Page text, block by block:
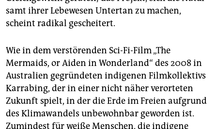
samt ihrer Lebewesen Untertan zu machen,
scheint radikal gescheitert.
Wie in dem verstörenden Sci-Fi-Film „The
Mermaids, or Aiden in Wonderland“ des 2008 in
Australien gegründeten indigenen Filmkollektivs
Karrabing, der in einer nicht näher verorteten
Zukunft spielt, in der die Erde im Freien aufgrund
des Klimawandels unbewohnbar geworden ist.
Zumindest für weiße Menschen, die indigene